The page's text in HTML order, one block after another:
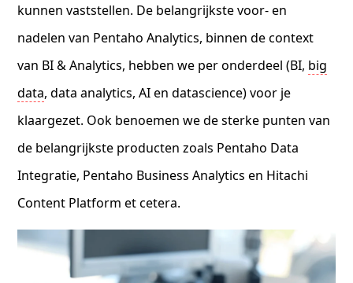
kunnen vaststellen. De belangrijkste voor- en
nadelen van Pentaho Analytics, binnen de context
van BI & Analytics, hebben we per onderdeel (BI, big
data, data analytics, AI en datascience) voor je
klaargezet. Ook benoemen we de sterke punten van
de belangrijkste producten zoals Pentaho Data
Integratie, Pentaho Business Analytics en Hitachi
Content Platform et cetera.